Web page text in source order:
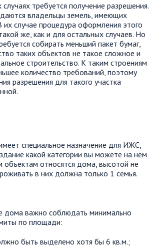
требуется получение разрешения.
владельцы земель, имеющих
случае процедура оформления этого
же, как и для остальных случаев. Но
собирать меньший пакет бумаг,
таких объектов не такое сложное и
строительство. К таким строениям
количество требований, поэтому
разрешения для такого участка
специальное назначение для ИЖС,
какой категории вы можете на нем
объектам относятся дома, высотой не
в них должна только 1 семья.
дома важно соблюдать минимально
по площади:
быть выделено хотя бы 6 кв.м.;